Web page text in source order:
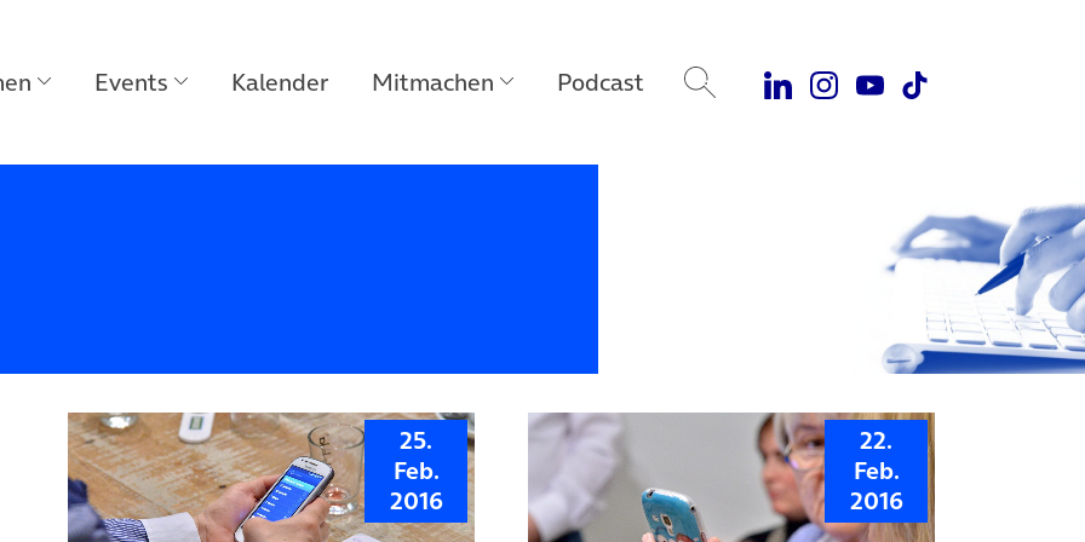
Events Kalender Mitmachen Podcast
25.
Feb.
2016
22.
Feb.
2016